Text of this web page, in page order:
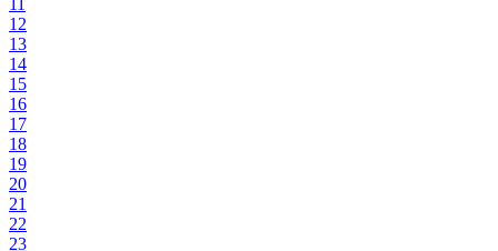
11
12
13
14
15
16
17
18
19
20
21
22
23